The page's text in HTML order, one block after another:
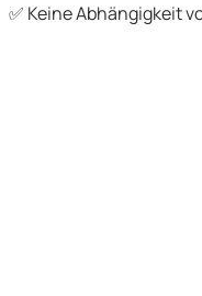
✅ Keine Abhängigkeit